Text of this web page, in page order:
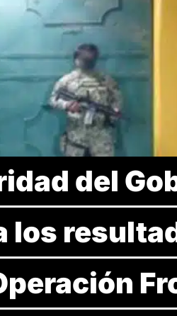
del
los